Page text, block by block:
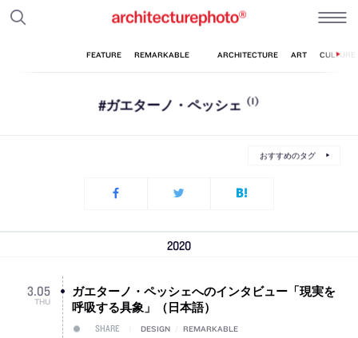
#ガエターノ・ペッシェ (1)
おすすめのタグ
2020
3.05
THU
ガエターノ・ペッシェへのインタビュー「現実を
呼吸する具象」（日本語）
SHARE DESIGN REMARKABLE